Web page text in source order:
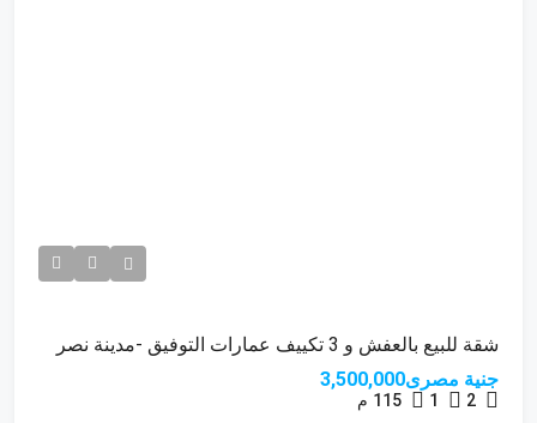
شقة للبيع بالعفش و 3 تكييف عمارات التوفيق -مدينة نصر
جنية مصرى3,500,000
2
1
115 م